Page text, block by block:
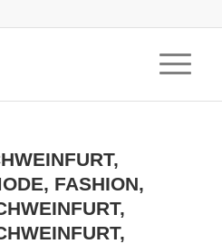
FASHION,